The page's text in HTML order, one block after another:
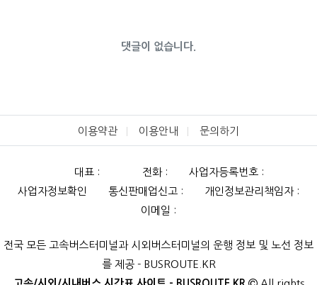
댓글이 없습니다.
이용약관 이용안내 문의하기
대표 : 전화 :
사업자등록번호 :
사업자정보확인
통신판매업신고 :
개인정보관리책임자 :
이메일 :
전국 모든 고속버스터미널과 시외버스터미널의 운행 정보 및 노선 정보
를 제공 - BUSROUTE.KR